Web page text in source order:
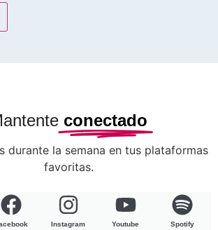
conectado
durante la semana en tus plataformas
favoritas.
Instagram Youtube Spotify